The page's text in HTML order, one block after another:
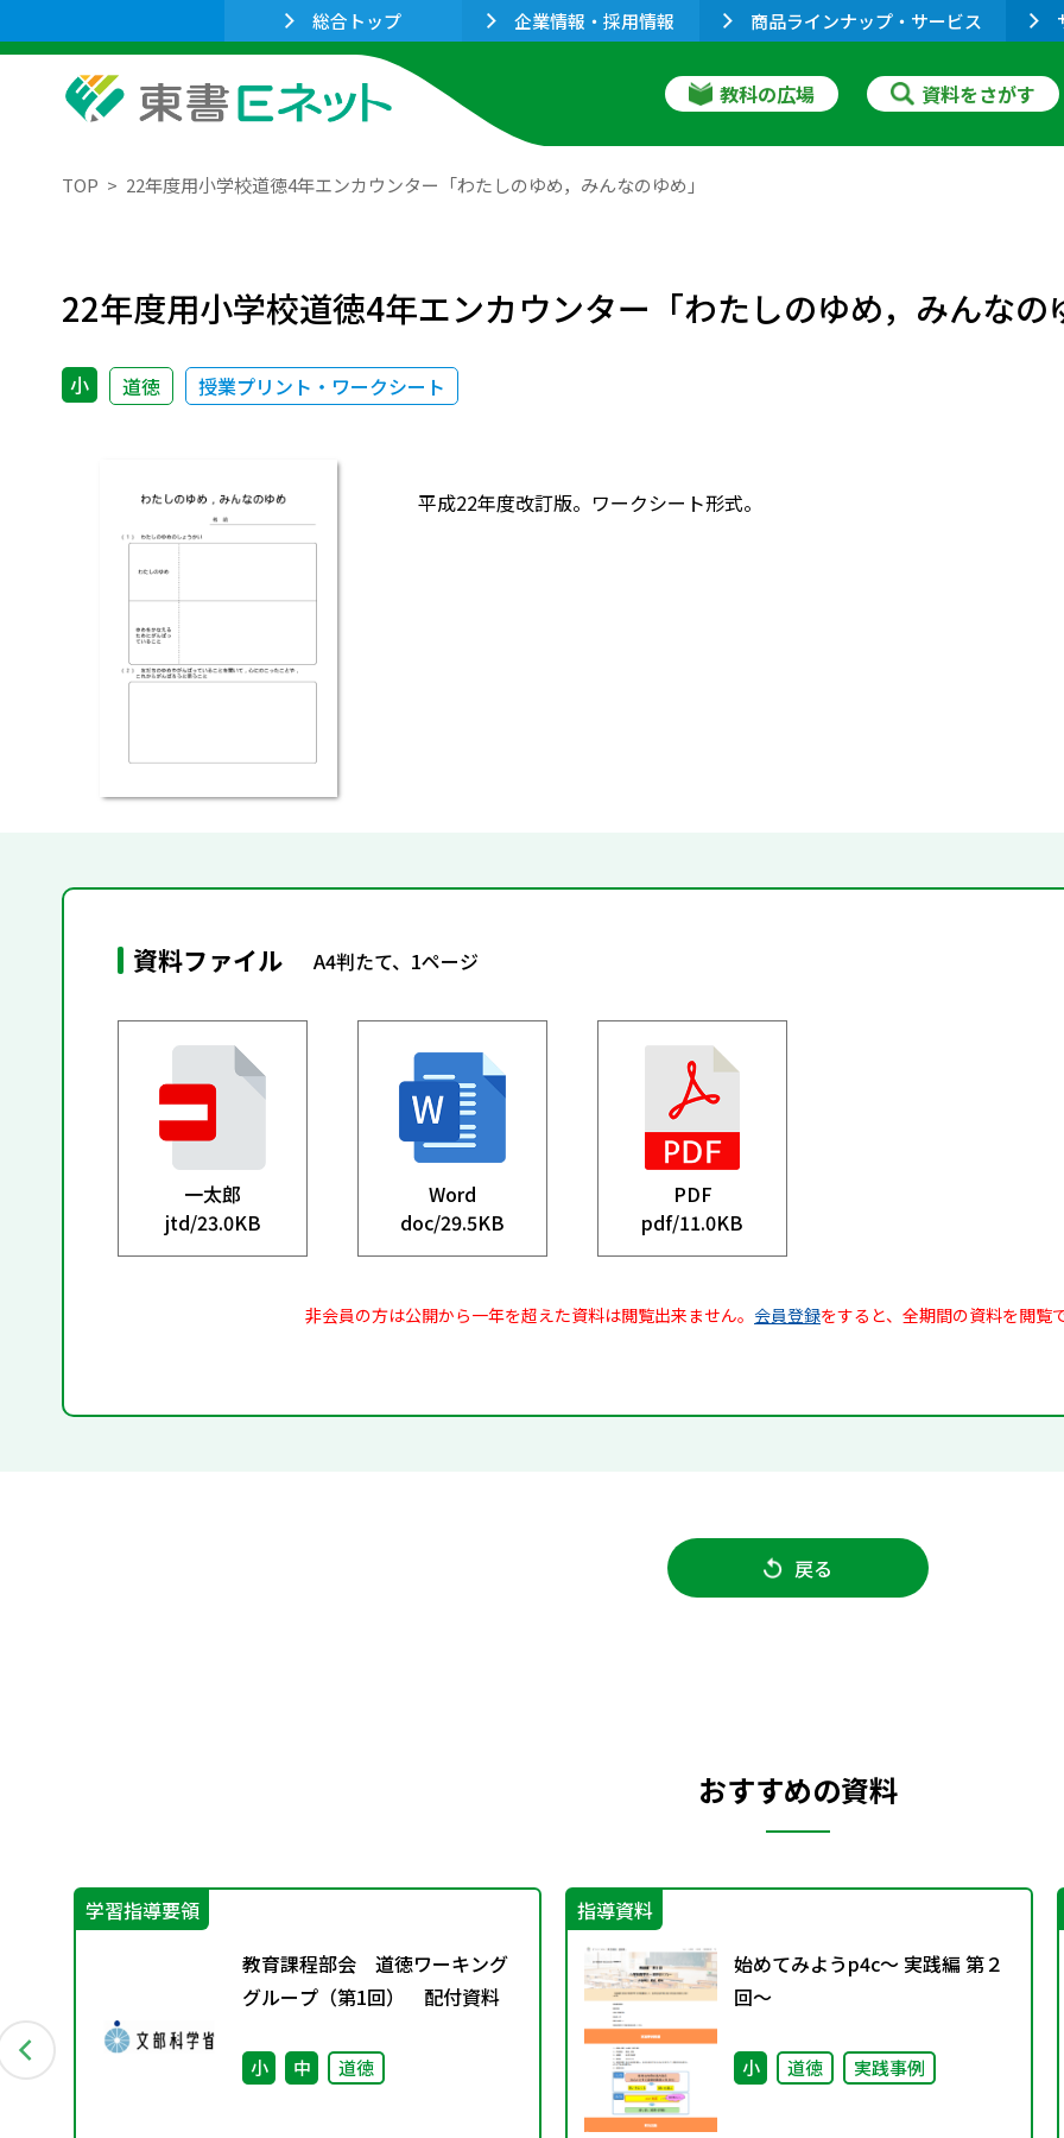
総合トップ 企業情報・採用情報 商品ラインナップ・サービス
教科の広場 資料をさがす
TOP 22年度用小学校道徳4年エンカウンター「わたしのゆめ，みんなのゆめ」
22年度用小学校道徳4年エンカウンター「わたしのゆめ，みんなの
小 道徳 授業プリント・ワークシート
平成22年度改訂版。ワークシート形式。
資料ファイル A4判たて、1ページ
一太郎
jtd/23.0KB
Word
doc/29.5KB
PDF
pdf/11.0KB
非会員の方は公開から一年を超えた資料は閲覧出来ません。 会員登録をすると、全期間の資料を閲覧
戻る
おすすめの資料
学習指導要領
教育課程部会 道徳ワーキング
グループ（第1回） 配付資料
小 中 道徳
指導資料
始めてみようp4c～ 実践編 第２
回～
小 道徳 実践事例